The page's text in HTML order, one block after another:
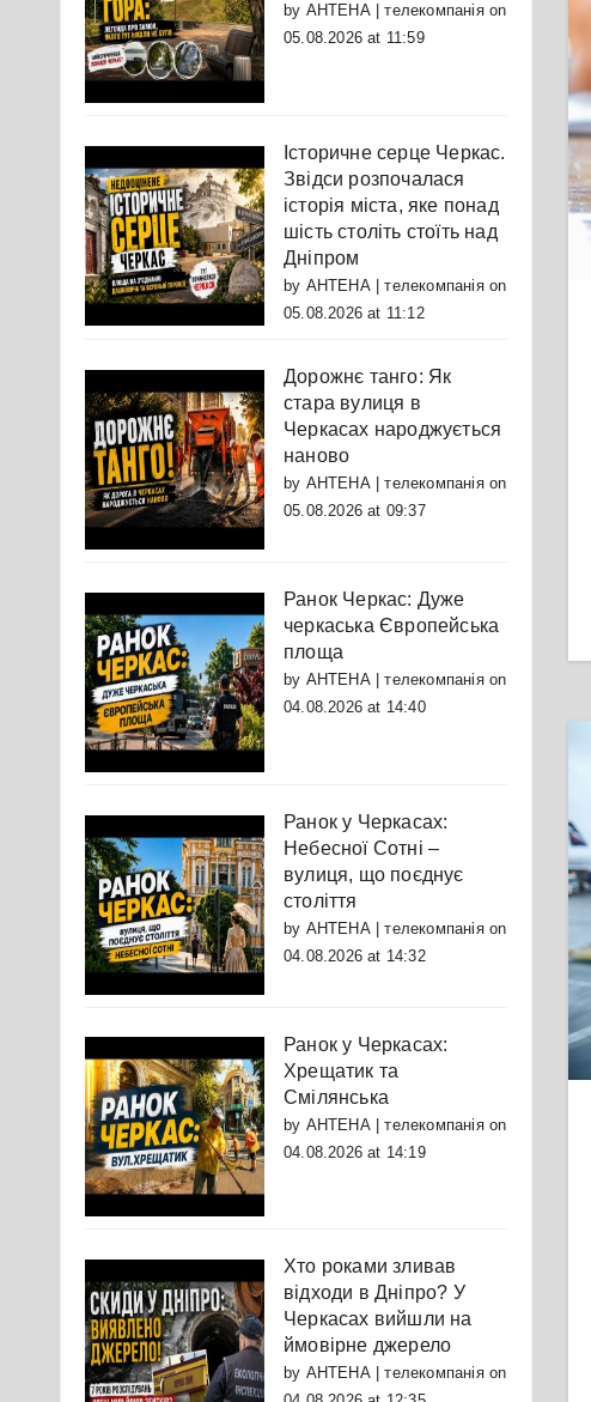
by АНТЕНА | телекомпаніяon
05.08.2026 at 11:59
Історичне серце Черкас.
Звідси розпочалася
історія міста, яке понад
шість століть стоїть над
Дніпром
by АНТЕНА | телекомпаніяon
05.08.2026 at 11:12
Дорожнє танго: Як
стара вулиця в
Черкасах народжується
наново
by АНТЕНА | телекомпаніяon
05.08.2026 at 09:37
Ранок Черкас: Дуже
черкаська Європейська
площа
by АНТЕНА | телекомпаніяon
04.08.2026 at 14:40
Ранок у Черкасах:
Небесної Сотні –
вулиця, що поєднує
століття
by АНТЕНА | телекомпаніяon
04.08.2026 at 14:32
Ранок у Черкасах:
Хрещатик та
Смілянська
by АНТЕНА | телекомпаніяon
04.08.2026 at 14:19
Хто роками зливав
відходи в Дніпро? У
Черкасах вийшли на
ймовірне джерело
by АНТЕНА | телекомпаніяon